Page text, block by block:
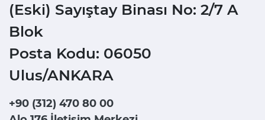
(Eski) Sayıştay Binası No: 2/7 A
Blok
Posta Kodu: 06050
Ulus/ANKARA
+90 (312) 470 80 00